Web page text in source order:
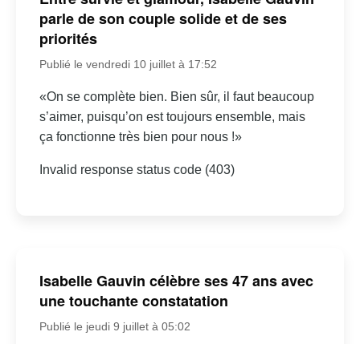
parle de son couple solide et de ses
priorités
Publié le vendredi 10 juillet à 17:52
«On se complète bien. Bien sûr, il faut beaucoup
s’aimer, puisqu’on est toujours ensemble, mais
ça fonctionne très bien pour nous !»
Invalid response status code (403)
Isabelle Gauvin célèbre ses 47 ans avec
une touchante constatation
Publié le jeudi 9 juillet à 05:02